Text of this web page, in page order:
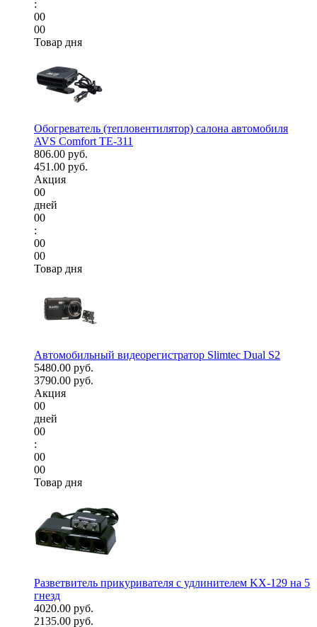
:
00
00
Товар дня
Обогреватель (тепловентилятор) салона автомобиля
AVS Comfort TE-311
806.00 руб.
451.00 руб.
Акция
00
дней
00
:
00
00
Товар дня
Автомобильный видеорегистратор Slimtec Dual S2
5480.00 руб.
3790.00 руб.
Акция
00
дней
00
:
00
00
Товар дня
Разветвитель прикуривателя с удлинителем KX-129 на 5
гнезд
4020.00 руб.
2135.00 руб.